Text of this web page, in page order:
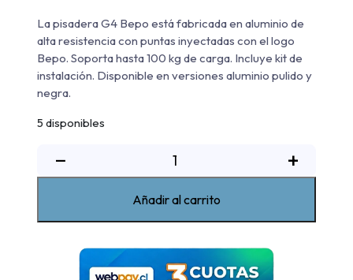
La pisadera G4 Bepo está fabricada en aluminio de
alta resistencia con puntas inyectadas con el logo
Bepo. Soporta hasta 100 kg de carga. Incluye kit de
instalación. Disponible en versiones aluminio pulido y
negra.
5 disponibles
−
New
BT-
+
Añadir al carrito